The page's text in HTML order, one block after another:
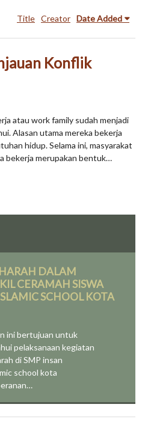
Title Creator Date Added
Konflik
atau work family sudah menjadi
Alasan utama mereka bekerja
hidup. Selama ini, masyarakat
bekerja merupakan bentuk…
DALAM
CERAMAH SISWA
SCHOOL KOTA
ini bertujuan untuk
pelaksanaan kegiatan
di SMP insan
school kota